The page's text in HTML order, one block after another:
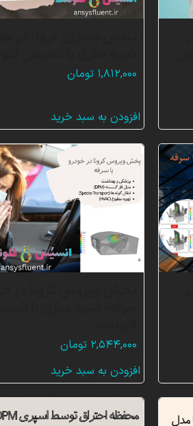
۱,۸۱۲,۰۰۰ تومان
افزودن به سبد خرید
۲,۵۴۴,۰۰۰ تومان
افزودن به سبد خرید